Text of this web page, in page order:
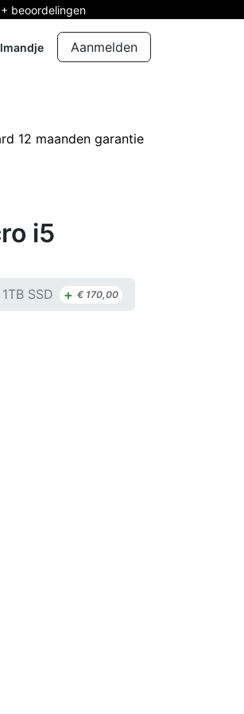
beoordelingen
Aanmelden
12 maanden garantie
i5
1TB SSD + € 170,00